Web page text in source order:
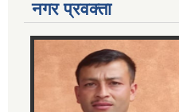
नगर प्रवक्ता